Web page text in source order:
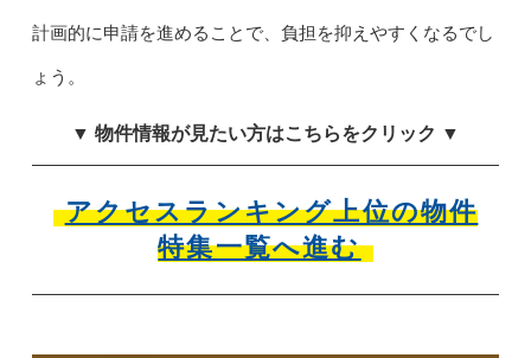
計画的に申請を進めることで、負担を抑えやすくなるでし
ょう。
▼ 物件情報が見たい方はこちらをクリック ▼
アクセスランキング上位の物件
特集一覧へ進む